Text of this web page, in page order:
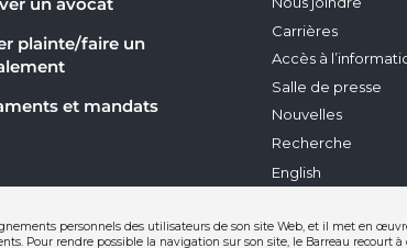
personnels des utilisateurs de son site Web, et il met en
Pour rendre possible la navigation sur son site, le Barreau recourt à
plainte/faire un
et mandats
Carrières
Accès à
Salle de presse
Nouvelles
Recherche
English